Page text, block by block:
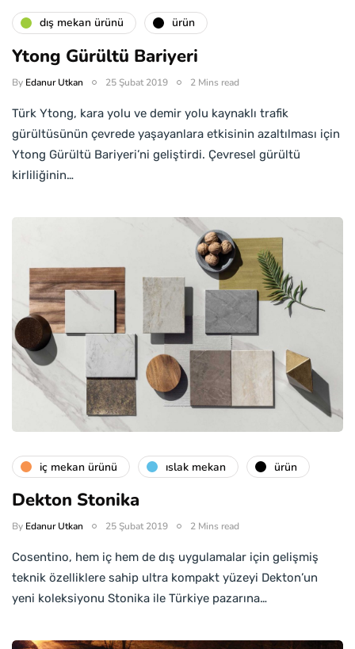
dış mekan ürünü ürün
Ytong Gürültü Bariyeri
By Edanur Utkan 25 Şubat 2019 2 Mins read
Türk Ytong, kara yolu ve demir yolu kaynaklı trafik
gürültüsünün çevrede yaşayanlara etkisinin azaltılması için
Ytong Gürültü Bariyeri’ni geliştirdi. Çevresel gürültü
kirliliğinin…
i̇ç mekan ürünü islak mekan ürün
Dekton Stonika
By Edanur Utkan 25 Şubat 2019 2 Mins read
Cosentino, hem iç hem de dış uygulamalar için gelişmiş
teknik özelliklere sahip ultra kompakt yüzeyi Dekton’un
yeni koleksiyonu Stonika ile Türkiye pazarına…